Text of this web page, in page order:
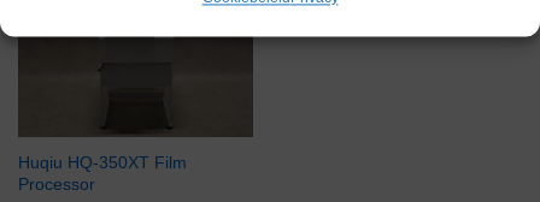
Huqiu HQ-350XT Film
Processor